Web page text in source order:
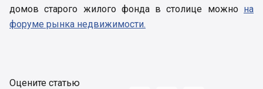
домов старого жилого фонда в столице можно на
форуме рынка недвижимости.
Оцените статью